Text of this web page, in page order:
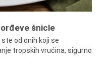
šnicle
od onih koji se
tropskih vrućina, sigurno